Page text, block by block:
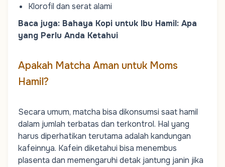
Klorofil dan serat alami
Baca juga: Bahaya Kopi untuk Ibu Hamil: Apa
yang Perlu Anda Ketahui
Apakah Matcha Aman untuk Moms
Hamil?
Secara umum, matcha bisa dikonsumsi saat hamil
dalam jumlah terbatas dan terkontrol. Hal yang
harus diperhatikan terutama adalah kandungan
kafeinnya. Kafein diketahui bisa menembus
plasenta dan memengaruhi detak jantung janin jika